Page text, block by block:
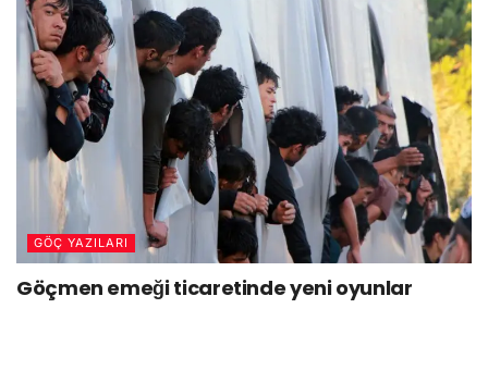
GÖÇ YAZILARI
Göçmen emeği ticaretinde yeni oyunlar